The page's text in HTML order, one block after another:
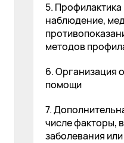
5.
наблюдение,
методов
6. Организация
помощи
7.
числе факторы,
заболевания